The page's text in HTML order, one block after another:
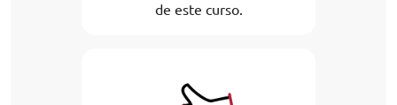
de este curso.